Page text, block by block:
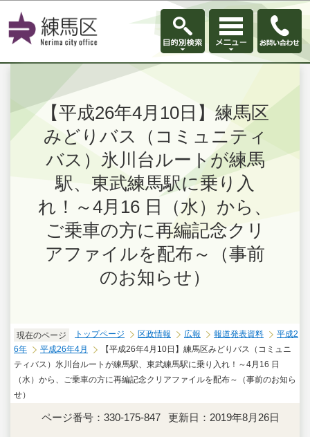
このページの本文へ移動
【平成26年4月10日】練馬区
みどりバス（コミュニティ
バス）氷川台ルートが練馬
駅、東武練馬駅に乗り入
れ！～4月16 日（水）から、
ご乗車の方に再編記念クリ
アファイルを配布～（事前
のお知らせ）
現在のページ トップページ 区政情報 広報 報道発表資料
平成2
6年
平成26年4月
【平成26年4月10日】練馬区みどりバス（コミュニ
ティバス）氷川台ルートが練馬駅、東武練馬駅に乗り入れ！～4月16 日
（水）から、ご乗車の方に再編記念クリアファイルを配布～（事前のお知ら
せ）
ページ番号：330-175-847 更新日：2019年8月26日